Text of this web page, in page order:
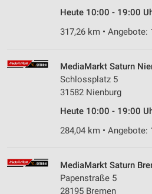
Heute 10:00 - 19:00
317,26 km • Angebote:
MediaMarkt Saturn
Schlossplatz 5
31582 Nienburg
Heute 10:00 - 19:00
284,04 km • Angebote:
MediaMarkt Saturn
Papenstraße 5
28195 Bremen
personalisierter Werbung
von Inhalten
Verwendung von Profilen zur
Analyse von Zielgruppen durch
Kombinationen von Daten aus